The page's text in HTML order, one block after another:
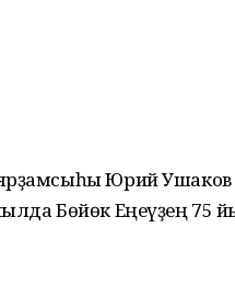
Юрий Ушаков
Бөйөк Еңеүҙең 75